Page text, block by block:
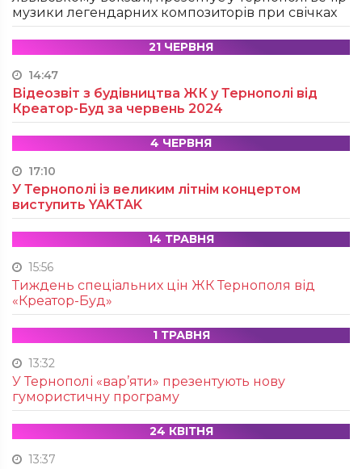
музики легендарних композиторів при свічках
21 ЧЕРВНЯ
14:47
Відеозвіт з будівництва ЖК у Тернополі від
Креатор-Буд за червень 2024
4 ЧЕРВНЯ
17:10
У Тернополі із великим літнім концертом
виступить YAKTAK
14 ТРАВНЯ
15:56
Тиждень спеціальних цін ЖК Тернополя від
«Креатор-Буд»
1 ТРАВНЯ
13:32
У Тернополі «вар’яти» презентують нову
гумористичну програму
24 КВІТНЯ
13:37